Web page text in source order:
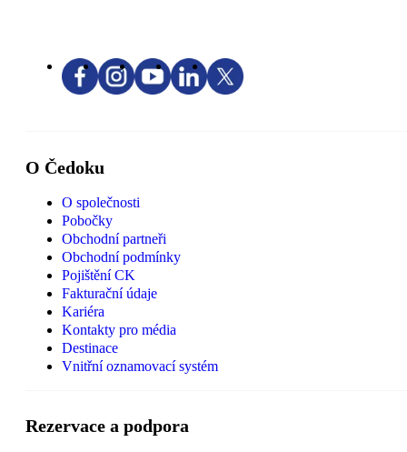
O Čedoku
O společnosti
Pobočky
Obchodní partneři
Obchodní podmínky
Pojištění CK
Fakturační údaje
Kariéra
Kontakty pro média
Destinace
Vnitřní oznamovací systém
Rezervace a podpora